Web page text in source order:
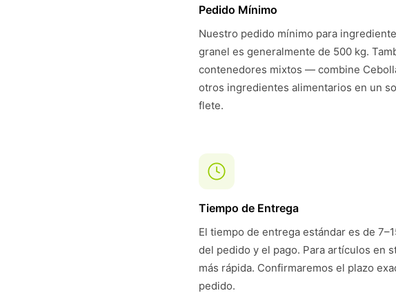
Pedido Mínimo
Nuestro pedido mínimo para
granel es generalmente de 500 kg.
contenedores mixtos — combine
otros ingredientes alimentarios en un
flete.
Tiempo de Entrega
El tiempo de entrega estándar es de
del pedido y el pago. Para artículos en
más rápida. Confirmaremos el plazo
pedido.